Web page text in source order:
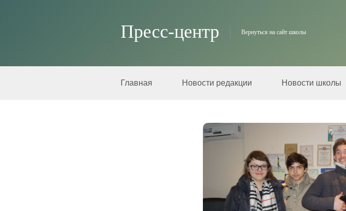
Пресс-центр Вернуться на сайт школы
Главная Новости редакции Новости школы